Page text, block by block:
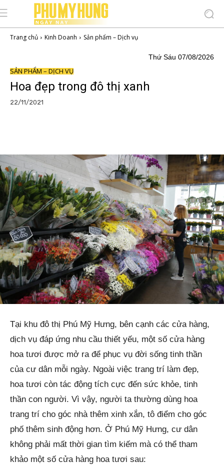
Trang chủ Kinh Doanh Sản phẩm – Dịch vụ
Thứ Sáu 07/08/2026
SẢN PHẨM – DỊCH VỤ
Hoa đẹp trong đô thị xanh
22/11/2021
Tại khu đô thị Phú Mỹ Hưng, bên cạnh các cửa hàng,
dịch vụ đáp ứng nhu cầu thiết yếu, một số cửa hàng
hoa tươi được mở ra để phục vụ đời sống tinh thần
của cư dân mỗi ngày. Ngoài việc trang trí làm đẹp,
hoa tươi còn tác động tích cực đến sức khỏe, tinh
thần con người. Vì vậy, người ta thường dùng hoa
trang trí cho góc nhà thêm xinh xắn, tô điểm cho góc
phố thêm sinh động hơn. Ở Phú Mỹ Hưng, cư dân
không phải mất thời gian tìm kiếm mà có thể tham
khảo một số cửa hàng hoa tươi sau: